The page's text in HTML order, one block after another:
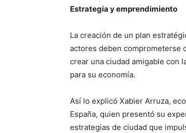
Estrategia y emprendimiento
La creación de un plan
actores deben comprometerse
crear una ciudad amigable con
para su economía.
Así lo explicó Xabier Arruza,
España, quien presentó su
estrategias de ciudad que